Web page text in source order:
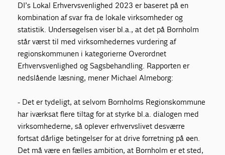
DI’s Lokal Erhvervsvenlighed 2023 er baseret på en
kombination af svar fra de lokale virksomheder og
statistik. Undersøgelsen viser bl.a., at det på Bornholm
står værst til med virksomhedernes vurdering af
regionskommunen i kategorierne Overordnet
Erhvervsvenlighed og Sagsbehandling. Rapporten er
nedslående læsning, mener Michael Almeborg:
- Det er tydeligt, at selvom Bornholms Regionskommune
har iværksat flere tiltag for at styrke bl.a. dialogen med
virksomhederne, så oplever erhvervslivet desværre
fortsat dårlige betingelser for at drive forretning på øen.
Det må være en fælles ambition, at Bornholm er et sted,